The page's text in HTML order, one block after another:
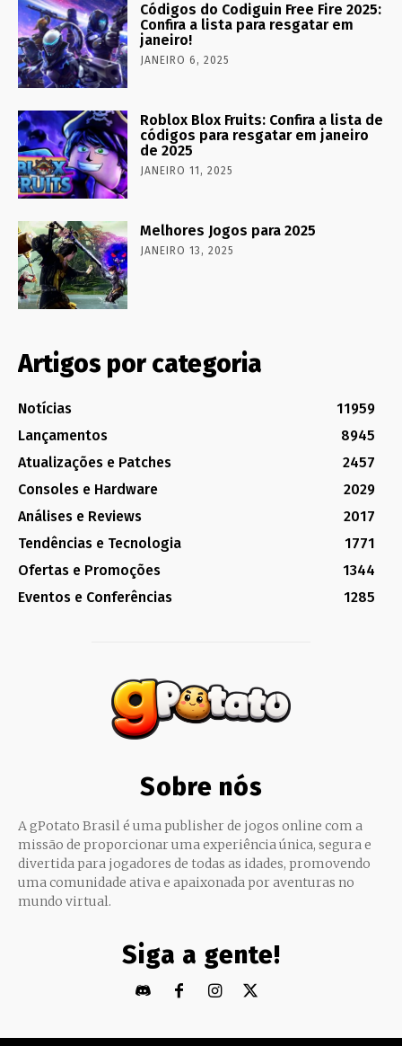
Códigos do Codiguin Free Fire 2025:
Confira a lista para resgatar em
janeiro!
JANEIRO 6, 2025
Roblox Blox Fruits: Confira a lista de
códigos para resgatar em janeiro
de 2025
JANEIRO 11, 2025
Melhores Jogos para 2025
JANEIRO 13, 2025
Artigos por categoria
Notícias
11959
Lançamentos
8945
Atualizações e Patches
2457
Consoles e Hardware
2029
Análises e Reviews
2017
Tendências e Tecnologia
1771
Ofertas e Promoções
1344
Eventos e Conferências
1285
Sobre nós
A gPotato Brasil é uma publisher de jogos online com a
missão de proporcionar uma experiência única, segura e
divertida para jogadores de todas as idades, promovendo
uma comunidade ativa e apaixonada por aventuras no
mundo virtual.
Siga a gente!